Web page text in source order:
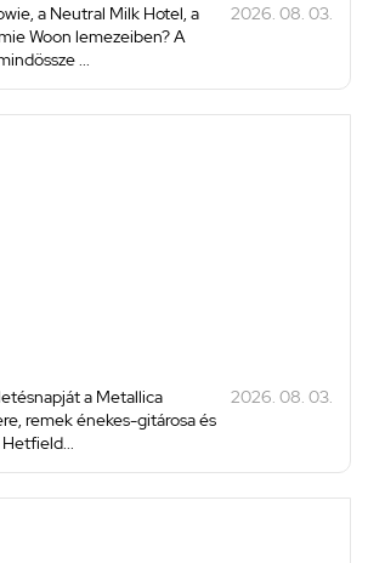
a Neutral Milk Hotel, a
Woon lemezeiben? A
...
2026. 08. 03.
a Metallica
remek énekes-gitárosa és
2026. 08. 03.